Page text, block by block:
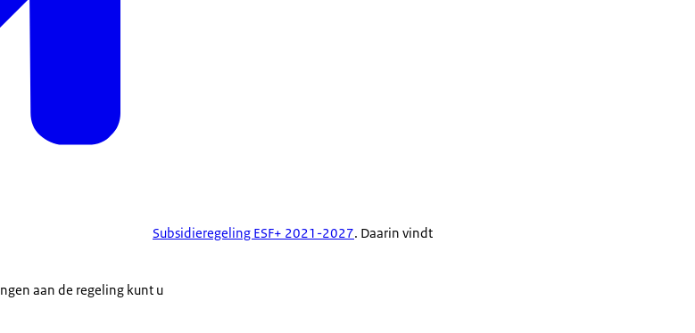
Subsidieregeling ESF+ 2021-2027. Daarin vindt
aan de regeling kunt u